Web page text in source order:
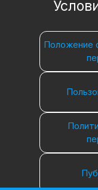
Положение